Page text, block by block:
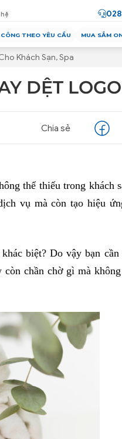
CÔNG THEO YÊU CẦU MUA SẮM
Khách Sạn, Spa
DỆT
Chia sẻ
thể thiếu trong khách
vụ mà còn tạo hiệu
biệt? Do vậy bạn cần
còn chần chờ gì mà